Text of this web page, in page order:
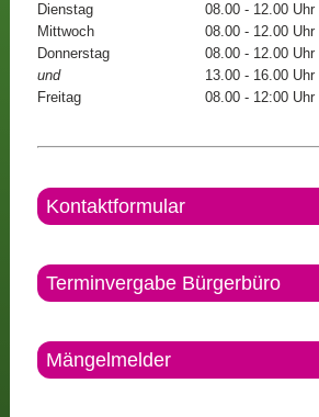
Dienstag
08.00 - 12.00 Uhr
Mittwoch
08.00 - 12.00 Uhr
Donnerstag
08.00 - 12.00 Uhr
und
13.00 - 16.00 Uhr
Freitag
08.00 - 12:00 Uhr
Kontaktformular
Terminvergabe Bürgerbüro
Mängelmelder